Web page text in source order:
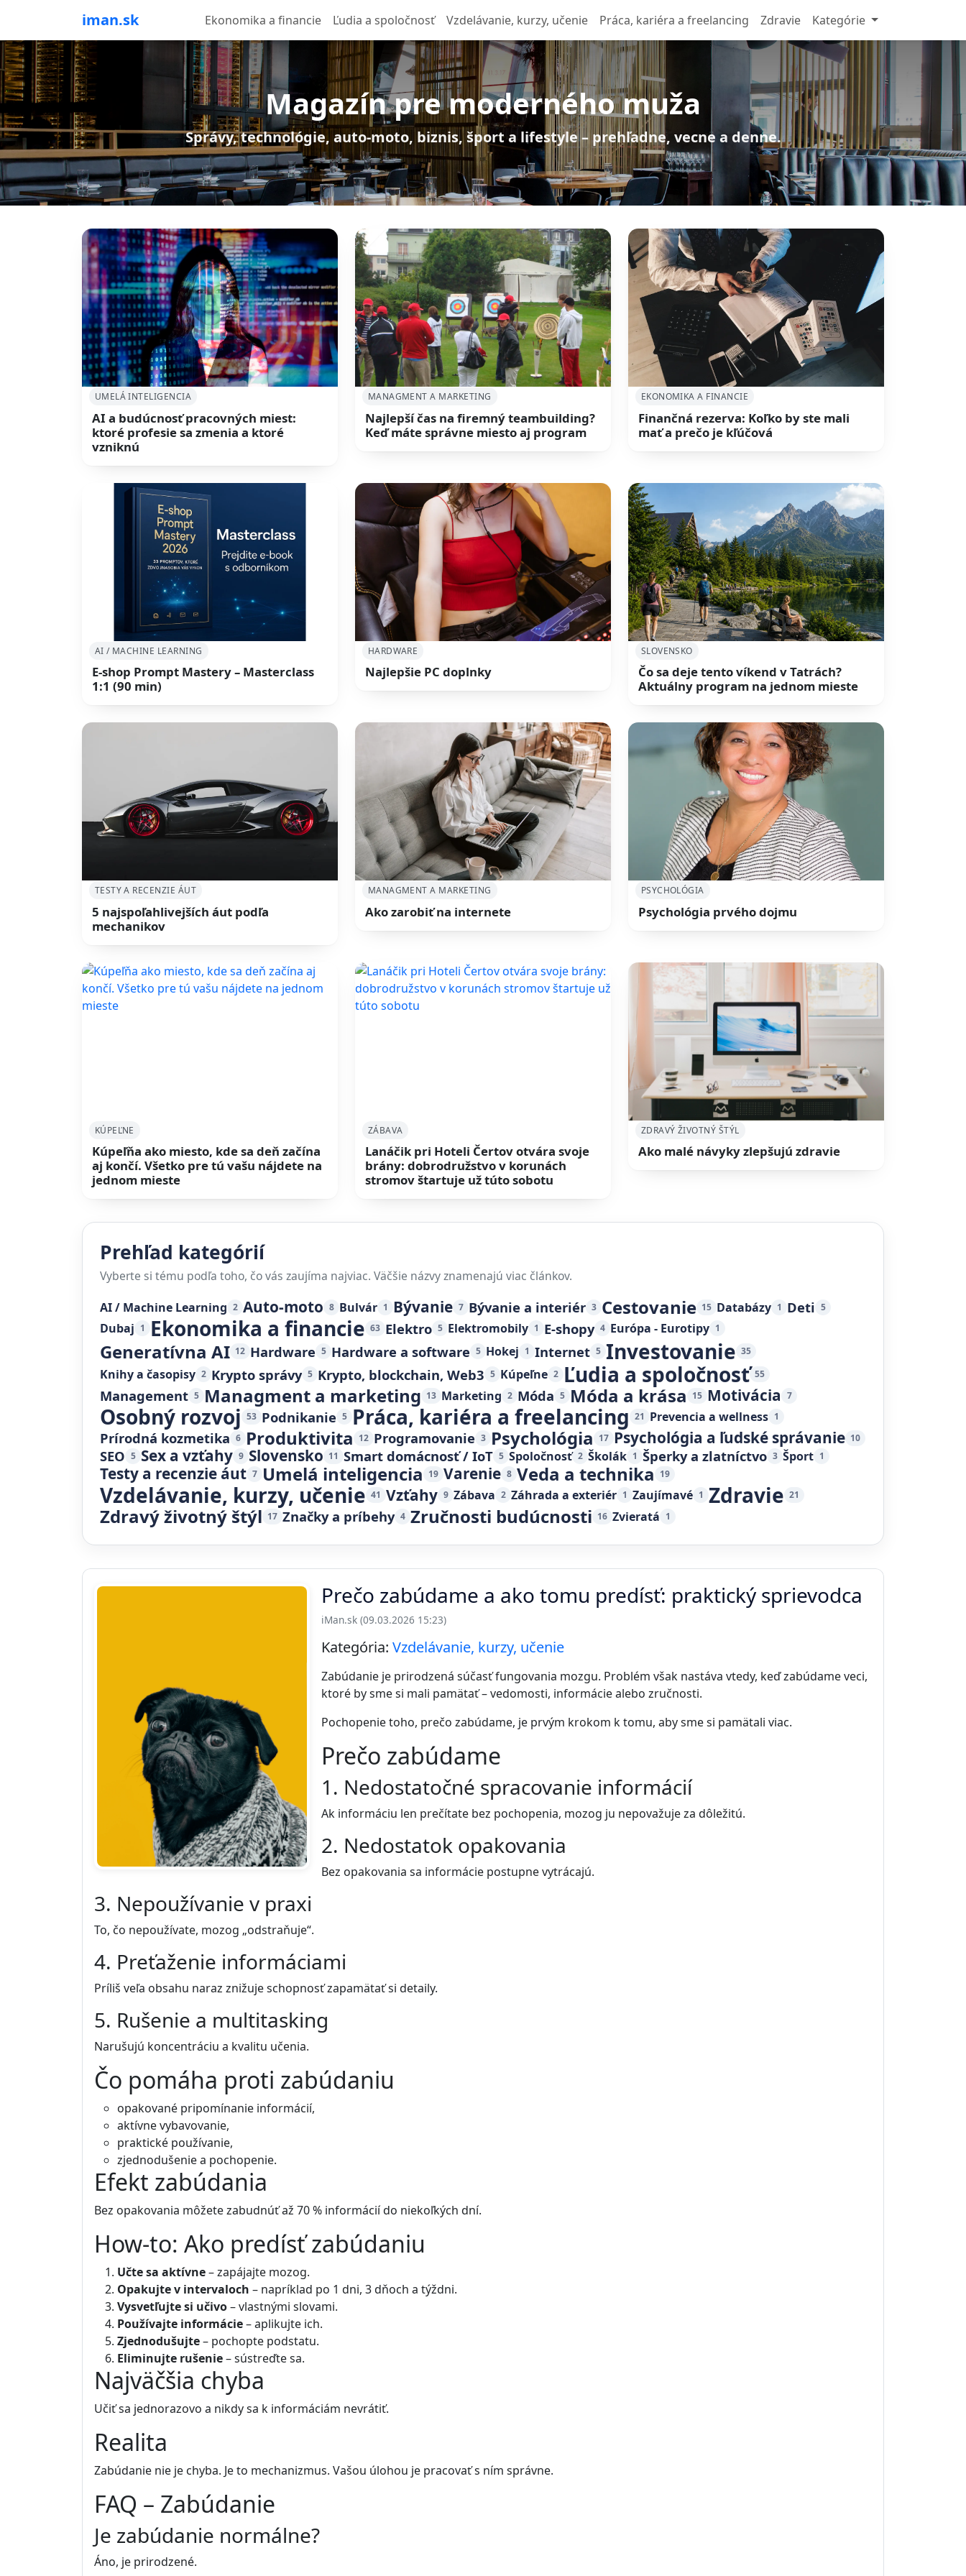
iman.sk Ekonomika a financie Ľudia a spoločnosť Vzdelávanie, kurzy, učenie Práca, kariéra a freelancing Zdravie Kategórie
Magazín pre moderného muža
Správy, technológie, auto-moto, biznis, šport a lifestyle – prehľadne, vecne a denne.
UMELÁ INTELIGENCIA
AI a budúcnosť pracovných miest:
ktoré profesie sa zmenia a ktoré
vzniknú
MANAGMENT A MARKETING
Najlepší čas na firemný teambuilding?
Keď máte správne miesto aj program
EKONOMIKA A FINANCIE
Finančná rezerva: Koľko by ste mali
mať a prečo je kľúčová
AI / MACHINE LEARNING
E-shop Prompt Mastery – Masterclass
1:1 (90 min)
HARDWARE
Najlepšie PC doplnky
SLOVENSKO
Čo sa deje tento víkend v Tatrách?
Aktuálny program na jednom mieste
TESTY A RECENZIE ÁUT
5 najspoľahlivejších áut podľa
mechanikov
MANAGMENT A MARKETING
Ako zarobiť na internete
PSYCHOLÓGIA
Psychológia prvého dojmu
KÚPEĽNE
Kúpeľňa ako miesto, kde sa deň začína
aj končí. Všetko pre tú vašu nájdete na
jednom mieste
ZÁBAVA
Lanáčik pri Hoteli Čertov otvára svoje
brány: dobrodružstvo v korunách
stromov štartuje už túto sobotu
ZDRAVÝ ŽIVOTNÝ ŠTÝL
Ako malé návyky zlepšujú zdravie
Prehľad kategórií
Vyberte si tému podľa toho, čo vás zaujíma najviac. Väčšie názvy znamenajú viac článkov.
AI / Machine Learning 2 Auto-moto 8 Bulvár 1 Bývanie 7 Bývanie a interiér 3 Cestovanie 15 Databázy 1 Deti 5
Dubaj 1 Ekonomika a financie 63 Elektro 5 Elektromobily 1 E-shopy 4 Európa - Eurotipy 1
Generatívna AI 12 Hardware 5 Hardware a software 5 Hokej 1 Internet 5 Investovanie 35
Knihy a časopisy 2 Krypto správy 5 Krypto, blockchain, Web3 5 Kúpeľne 2 Ľudia a spoločnosť 55
Management 5 Managment a marketing 13 Marketing 2 Móda 5 Móda a krása 15 Motivácia 7
Osobný rozvoj 53 Podnikanie 5 Práca, kariéra a freelancing 21 Prevencia a wellness 1
Prírodná kozmetika 6 Produktivita 12 Programovanie 3 Psychológia 17 Psychológia a ľudské správanie 10
SEO 5 Sex a vzťahy 9 Slovensko 11 Smart domácnosť / IoT 5 Spoločnosť 2 Školák 1 Šperky a zlatníctvo 3 Šport 1
Testy a recenzie áut 7 Umelá inteligencia 19 Varenie 8 Veda a technika 19
Vzdelávanie, kurzy, učenie 41 Vzťahy 9 Zábava 2 Záhrada a exteriér 1 Zaujímavé 1 Zdravie 21
Zdravý životný štýl 17 Značky a príbehy 4 Zručnosti budúcnosti 16 Zvieratá 1
Prečo zabúdame a ako tomu predísť: praktický sprievodca
iMan.sk (09.03.2026 15:23)
Kategória: Vzdelávanie, kurzy, učenie
Zabúdanie je prirodzená súčasť fungovania mozgu. Problém však nastáva vtedy, keď zabúdame veci,
ktoré by sme si mali pamätať – vedomosti, informácie alebo zručnosti.
Pochopenie toho, prečo zabúdame, je prvým krokom k tomu, aby sme si pamätali viac.
Prečo zabúdame
1. Nedostatočné spracovanie informácií
Ak informáciu len prečítate bez pochopenia, mozog ju nepovažuje za dôležitú.
2. Nedostatok opakovania
Bez opakovania sa informácie postupne vytrácajú.
3. Nepoužívanie v praxi
To, čo nepoužívate, mozog „odstraňuje“.
4. Preťaženie informáciami
Príliš veľa obsahu naraz znižuje schopnosť zapamätať si detaily.
5. Rušenie a multitasking
Narušujú koncentráciu a kvalitu učenia.
Čo pomáha proti zabúdaniu
opakované pripomínanie informácií,
aktívne vybavovanie,
praktické používanie,
zjednodušenie a pochopenie.
Efekt zabúdania
Bez opakovania môžete zabudnúť až 70 % informácií do niekoľkých dní.
How-to: Ako predísť zabúdaniu
Učte sa aktívne– zapájajte mozog.
Opakujte v intervaloch – napríklad po 1 dni, 3 dňoch a týždni.
Vysvetľujte si učivo– vlastnými slovami.
Používajte informácie– aplikujte ich.
Zjednodušujte– pochopte podstatu.
Eliminujte rušenie– sústreďte sa.
Najväčšia chyba
Učiť sa jednorazovo a nikdy sa k informáciám nevrátiť.
Realita
Zabúdanie nie je chyba. Je to mechanizmus. Vašou úlohou je pracovať s ním správne.
FAQ – Zabúdanie
Je zabúdanie normálne?
Áno, je prirodzené.